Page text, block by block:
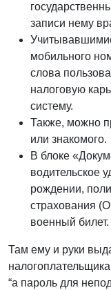
записи нему
мобильного
слова
налоговую
систему.
Также, можно
или знакомого.
В блоке
водительское
рождении,
страхования
военный билет.
Там ему и руки
“а пароль для